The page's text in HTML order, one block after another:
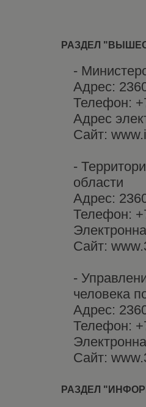
РАЗДЕЛ
-
Адрес:
Телефон:
Адрес
Сайт:
-
области
Адрес:
Телефон:
Сайт:
-
человека
Адрес:
Телефон:
Сайт:
РАЗДЕЛ